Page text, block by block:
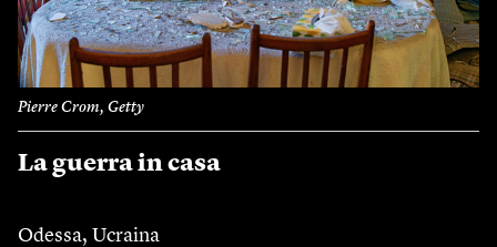
Pierre Crom, Getty
La guerra in casa
Odessa, Ucraina